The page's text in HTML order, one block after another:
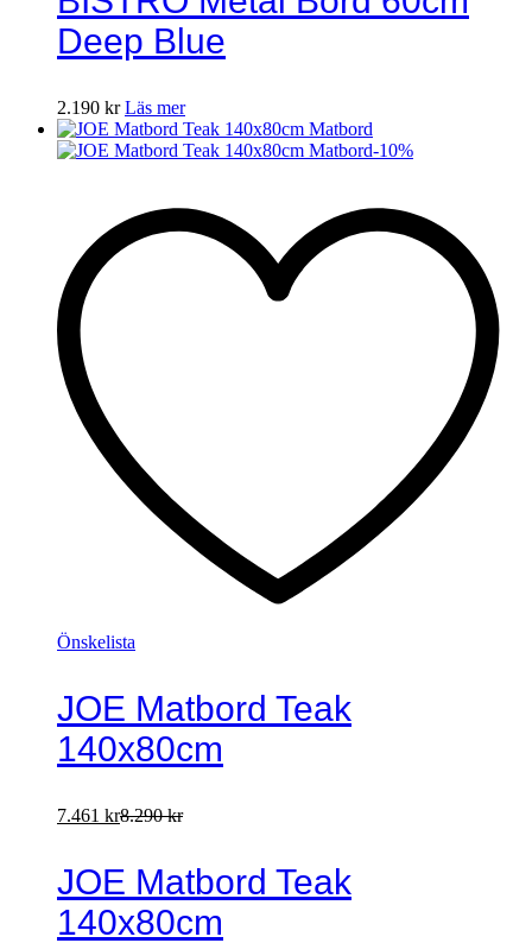
Deep Blue
2.190 kr Läs mer
-10%
Önskelista
JOE Matbord Teak
140x80cm
7.461 kr8.290kr
JOE Matbord Teak
140x80cm